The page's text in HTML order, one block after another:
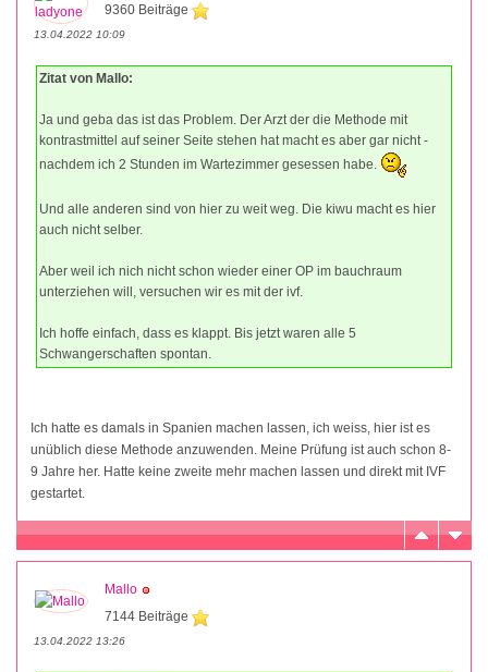
9360 Beiträge
13.04.2022 10:09
Zitat von Mallo:
Ja und geba das ist das Problem. Der Arzt der die Methode mit
kontrastmittel auf seiner Seite stehen hat macht es aber gar nicht -
nachdem ich 2 Stunden im Wartezimmer gesessen habe.
Und alle anderen sind von hier zu weit weg. Die kiwu macht es hier
auch nicht selber.
Aber weil ich nich nicht schon wieder einer OP im bauchraum
unterziehen will, versuchen wir es mit der ivf.
Ich hoffe einfach, dass es klappt. Bis jetzt waren alle 5
Schwangerschaften spontan.
Ich hatte es damals in Spanien machen lassen, ich weiss, hier ist es
unüblich diese Methode anzuwenden. Meine Prüfung ist auch schon 8-
9 Jahre her. Hatte keine zweite mehr machen lassen und direkt mit IVF
gestartet.
Mallo
7144 Beiträge
13.04.2022 13:26